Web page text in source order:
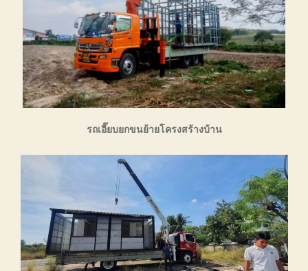
รถเอี๊ยบยกขนย้ายโครงสร้างบ้าน